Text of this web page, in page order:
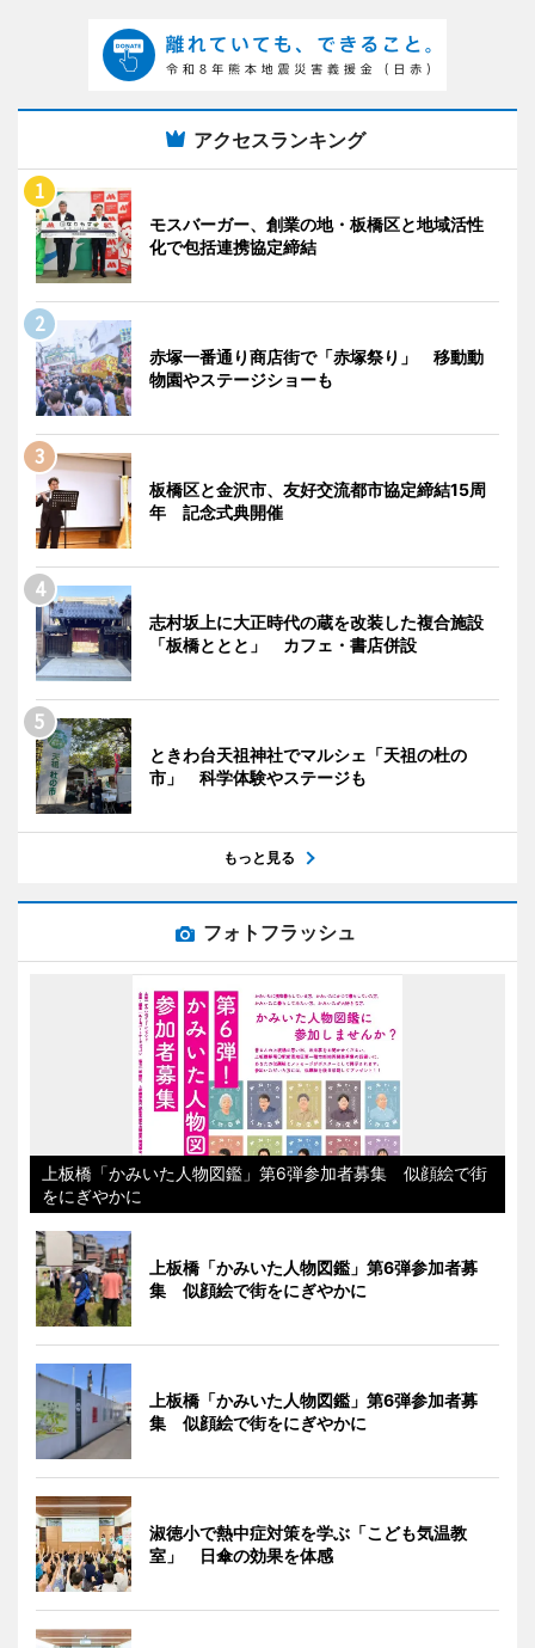
アクセスランキング
モスバーガー、創業の地・板橋区と地域活性
化で包括連携協定締結
赤塚一番通り商店街で「赤塚祭り」 移動動
物園やステージショーも
板橋区と金沢市、友好交流都市協定締結15周
年 記念式典開催
志村坂上に大正時代の蔵を改装した複合施設
「板橋ととと」 カフェ・書店併設
ときわ台天祖神社でマルシェ「天祖の杜の
市」 科学体験やステージも
もっと見る
フォトフラッシュ
上板橋「かみいた人物図鑑」第6弾参加者募集 似顔絵で街
をにぎやかに
上板橋「かみいた人物図鑑」第6弾参加者募
集 似顔絵で街をにぎやかに
上板橋「かみいた人物図鑑」第6弾参加者募
集 似顔絵で街をにぎやかに
淑徳小で熱中症対策を学ぶ「こども気温教
室」 日傘の効果を体感